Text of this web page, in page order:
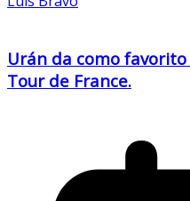
Urán da como
Tour de France.